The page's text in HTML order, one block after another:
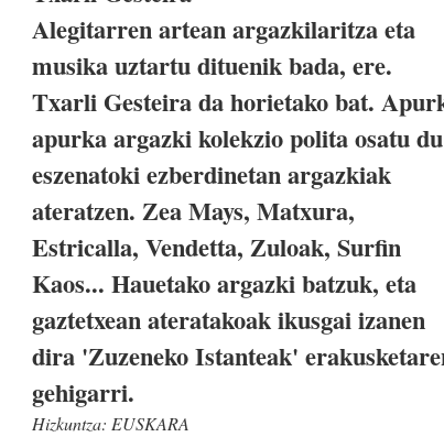
Alegitarren artean argazkilaritza eta
musika uztartu dituenik bada, ere.
Txarli Gesteira da horietako bat.
apurka argazki kolekzio polita osatu du
eszenatoki ezberdinetan argazkiak
ateratzen. Zea Mays, Matxura,
Estricalla, Vendetta, Zuloak, Surfin
Kaos... Hauetako argazki batzuk, eta
gaztetxean ateratakoak ikusgai izanen
dira 'Zuzeneko Istanteak'
gehigarri.
Hizkuntza: EUSKARA